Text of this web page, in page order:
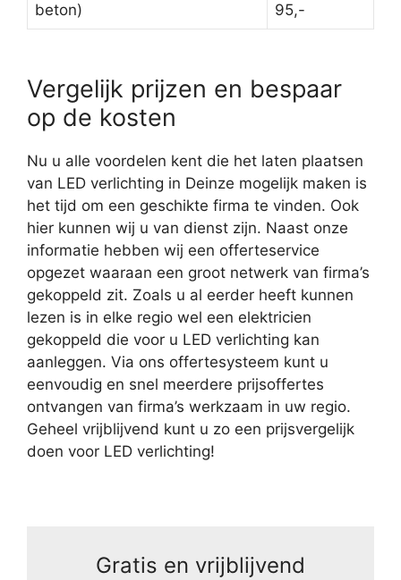
beton)
95,-
Vergelijk prijzen en bespaar
op de kosten
Nu u alle voordelen kent die het laten plaatsen
van LED verlichting in Deinze mogelijk maken is
het tijd om een geschikte firma te vinden. Ook
hier kunnen wij u van dienst zijn. Naast onze
informatie hebben wij een offerteservice
opgezet waaraan een groot netwerk van firma’s
gekoppeld zit. Zoals u al eerder heeft kunnen
lezen is in elke regio wel een elektricien
gekoppeld die voor u LED verlichting kan
aanleggen. Via ons offertesysteem kunt u
eenvoudig en snel meerdere prijsoffertes
ontvangen van firma’s werkzaam in uw regio.
Geheel vrijblijvend kunt u zo een prijsvergelijk
doen voor LED verlichting!
Gratis en vrijblijvend